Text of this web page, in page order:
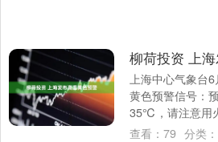
柳荷投资 上
上海中心气象台
黄色预警信号：
35℃，请注意用
防暑防晒工作。
查看： 79 分类：